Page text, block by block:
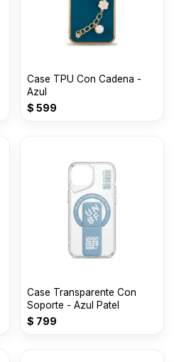
Case TPU Con Cadena -
Azul
$ 599
Case Transparente Con
Soporte - Azul Patel
$ 799